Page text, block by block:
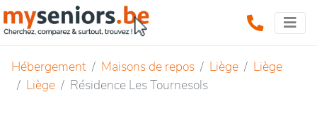
Hébergement Maisons de repos Liège
Liège
Liège
Résidence Les Tournesols